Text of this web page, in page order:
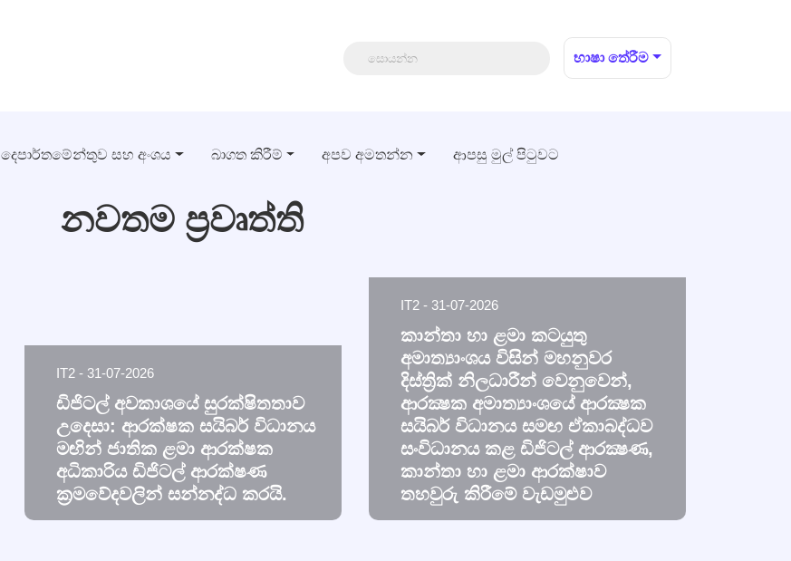
භාෂා තේරීම
දෙපාර්තමේන්තුව සහ අංශය බාගත කිරීම් අපව අමතන්න ආපසු මුල් පිටුවට
නවතම ප්‍රවෘත්ති
IT2 - 31-07-2026
ඩිජිටල් අවකාශයේ සුරක්ෂිතතාව
උදෙසා: ආරක්ෂක සයිබර් විධානය
මඟින් ජාතික ළමා ආරක්ෂක
අධිකාරිය ඩිජිටල් ආරක්ෂණ
ක්‍රමවේදවලින් සන්නද්ධ කරයි.
IT2 - 31-07-2026
කාන්තා හා ළමා කටයුතු
අමාත්‍යාංශය විසින් මහනුවර
දිස්ත්‍රික් නිලධාරීන් වෙනුවෙන්,
ආරක්‍ෂක අමාත්‍යාංශයේ ආරක්‍ෂක
සයිබර් විධානය සමඟ ඒකාබද්ධව
සංවිධානය කළ ඩිජිටල් ආරක්‍ෂණ,
කාන්තා හා ළමා ආරක්ෂාව
තහවුරු කිරීමේ වැඩමුළුව